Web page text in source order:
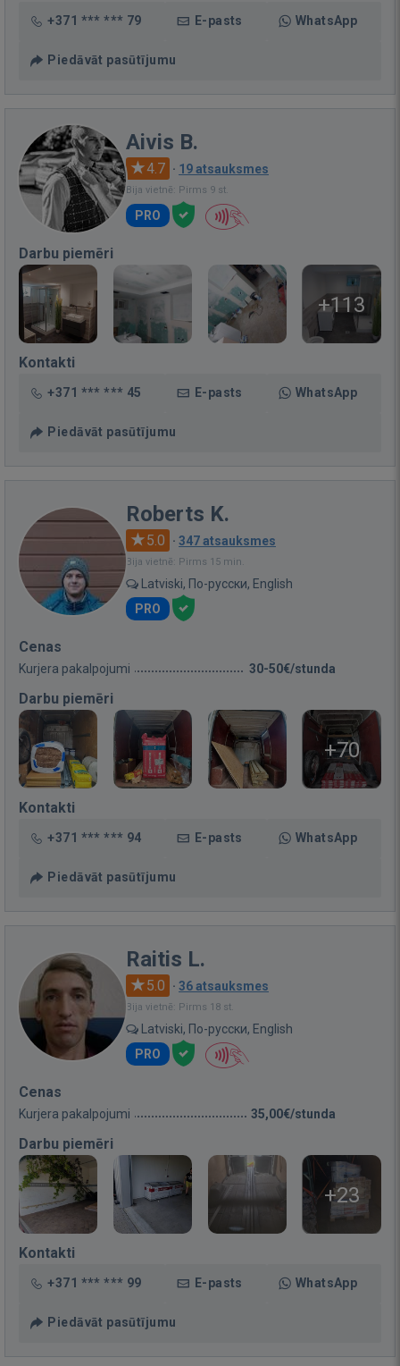
+371 *** *** 79 E-pasts WhatsApp
Piedāvāt pasūtījumu
Aivis B.
4.7 · 19 atsauksmes
Bija vietnē: Pirms 9 st.
PRO
Darbu piemēri
+113
Kontakti
+371 *** *** 45 E-pasts WhatsApp
Piedāvāt pasūtījumu
Roberts K.
5.0 · 347 atsauksmes
Bija vietnē: Pirms 15 min.
Latviski, По-русски, English
PRO
Cenas
Kurjera pakalpojumi 30-50€/stunda
Darbu piemēri
+70
Kontakti
+371 *** *** 94 E-pasts WhatsApp
Piedāvāt pasūtījumu
Raitis L.
5.0 · 36 atsauksmes
Bija vietnē: Pirms 18 st.
Latviski, По-русски, English
PRO
Cenas
Kurjera pakalpojumi 35,00€/stunda
Darbu piemēri
+23
Kontakti
+371 *** *** 99 E-pasts WhatsApp
Piedāvāt pasūtījumu